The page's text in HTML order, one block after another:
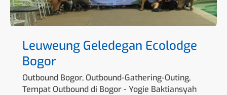
Leuweung Geledegan Ecolodge
Bogor
Outbound Bogor, Outbound-Gathering-Outing,
Tempat Outbound di Bogor-Yogie Baktiansyah